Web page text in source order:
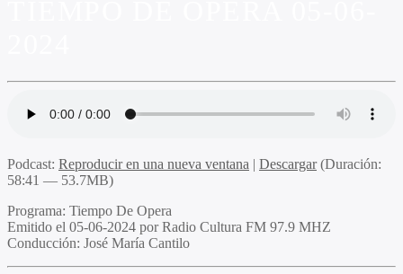
Podcast: Reproducir en una nueva ventana | Descargar(Duración:
58:41 — 53.7MB)
Programa: Tiempo De Opera
Emitido el 05-06-2024 por Radio Cultura FM 97.9 MHZ
Conducción: José María Cantilo